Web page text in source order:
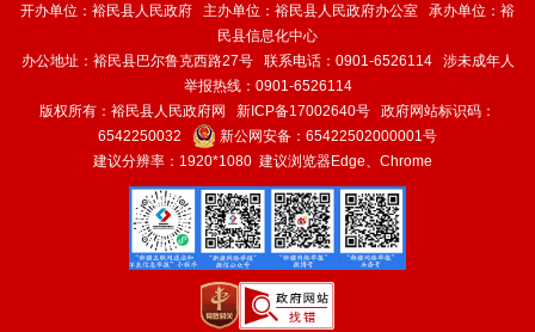
开办单位：裕民县人民政府 主办单位：裕民县人民政府办公室 承办单位：裕
民县信息化中心
办公地址：裕民县巴尔鲁克西路27号 联系电话：0901-6526114 涉未成年人
举报热线：0901-6526114
版权所有：裕民县人民政府网 新ICP备17002640号 政府网站标识码：
6542250032
新公网安备： 65422502000001号
建议分辨率：1920*1080 建议浏览器Edge、Chrome